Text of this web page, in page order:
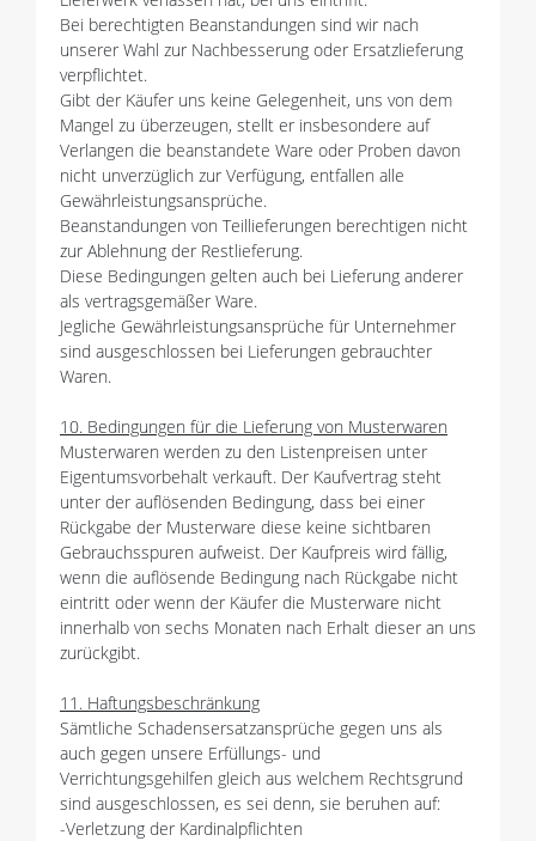
Bei berechtigten Beanstandungen sind wir nach
unserer Wahl zur Nachbesserung oder Ersatzlieferung
verpflichtet.
Gibt der Käufer uns keine Gelegenheit, uns von dem
Mangel zu überzeugen, stellt er insbesondere auf
Verlangen die beanstandete Ware oder Proben davon
nicht unverzüglich zur Verfügung, entfallen alle
Gewährleistungsansprüche.
Beanstandungen von Teillieferungen berechtigen nicht
zur Ablehnung der Restlieferung.
Diese Bedingungen gelten auch bei Lieferung anderer
als vertragsgemäßer Ware.
Jegliche Gewährleistungsansprüche für Unternehmer
sind ausgeschlossen bei Lieferungen gebrauchter
Waren.
10. Bedingungen für die Lieferung von Musterwaren
Musterwaren werden zu den Listenpreisen unter
Eigentumsvorbehalt verkauft. Der Kaufvertrag steht
unter der auflösenden Bedingung, dass bei einer
Rückgabe der Musterware diese keine sichtbaren
Gebrauchsspuren aufweist. Der Kaufpreis wird fällig,
wenn die auflösende Bedingung nach Rückgabe nicht
eintritt oder wenn der Käufer die Musterware nicht
innerhalb von sechs Monaten nach Erhalt dieser an uns
zurückgibt.
11. Haftungsbeschränkung
Sämtliche Schadensersatzansprüche gegen uns als
auch gegen unsere Erfüllungs- und
Verrichtungsgehilfen gleich aus welchem Rechtsgrund
sind ausgeschlossen, es sei denn, sie beruhen auf:
-Verletzung der Kardinalpflichten